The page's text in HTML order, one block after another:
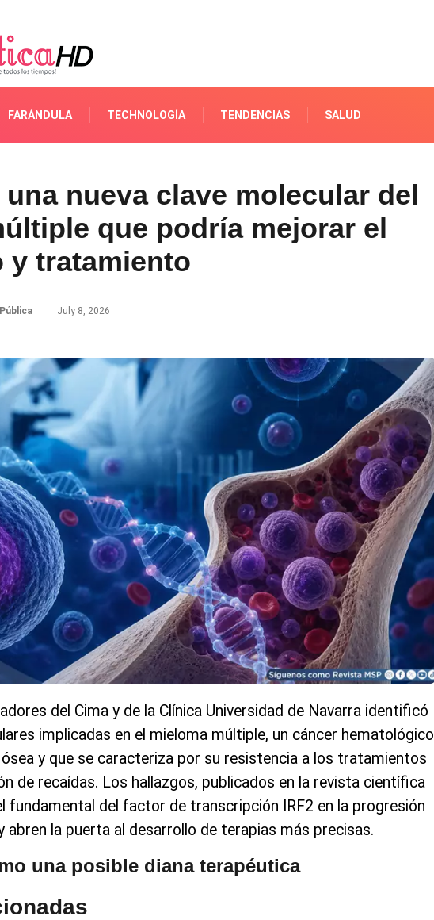
FARÁNDULA TECHNOLOGÍA TENDENCIAS SALUD
nueva clave molecular del
que podría mejorar el
y tratamiento
July 8, 2026
del Cima y de la Clínica Universidad de Navarra identificó
implicadas en el mieloma múltiple, un cáncer hematológico
y que se caracteriza por su resistencia a los tratamientos
de recaídas. Los hallazgos, publicados en la revista científica
fundamental del factor de transcripción IRF2 en la progresión
abren la puerta al desarrollo de terapias más precisas.
una posible diana terapéutica